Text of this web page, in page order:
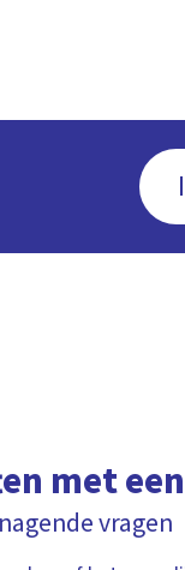
met
vragen